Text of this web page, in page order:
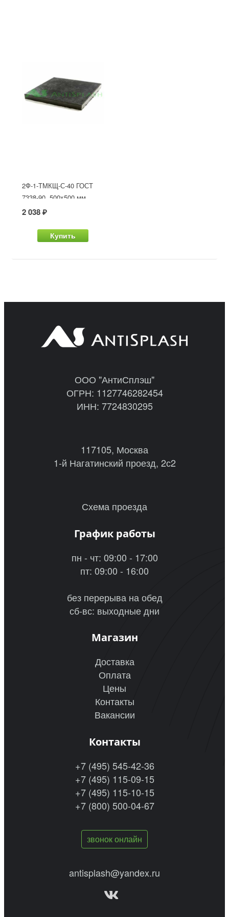
2Ф-1-ТМКЩ-С-40 ГОСТ
7338-90, 500x500 мм
2 038 ₽
Купить
ООО "АнтиСплэш"
ОГРН: 1127746282454
ИНН: 7724830295
117105, Москва
1-й Нагатинский проезд, 2с2
Схема проезда
График работы
пн - чт: 09:00 - 17:00
пт: 09:00 - 16:00
без перерыва на обед
сб-вс: выходные дни
Магазин
Доставка
Оплата
Цены
Контакты
Вакансии
Контакты
+7 (495) 545-42-36
+7 (495) 115-09-15
+7 (495) 115-10-15
+7 (800) 500-04-67
звонок онлайн
antisplash@yandex.ru